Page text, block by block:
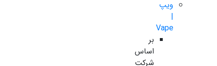
ویپ
|
Vape
بر
اساس
شرکت